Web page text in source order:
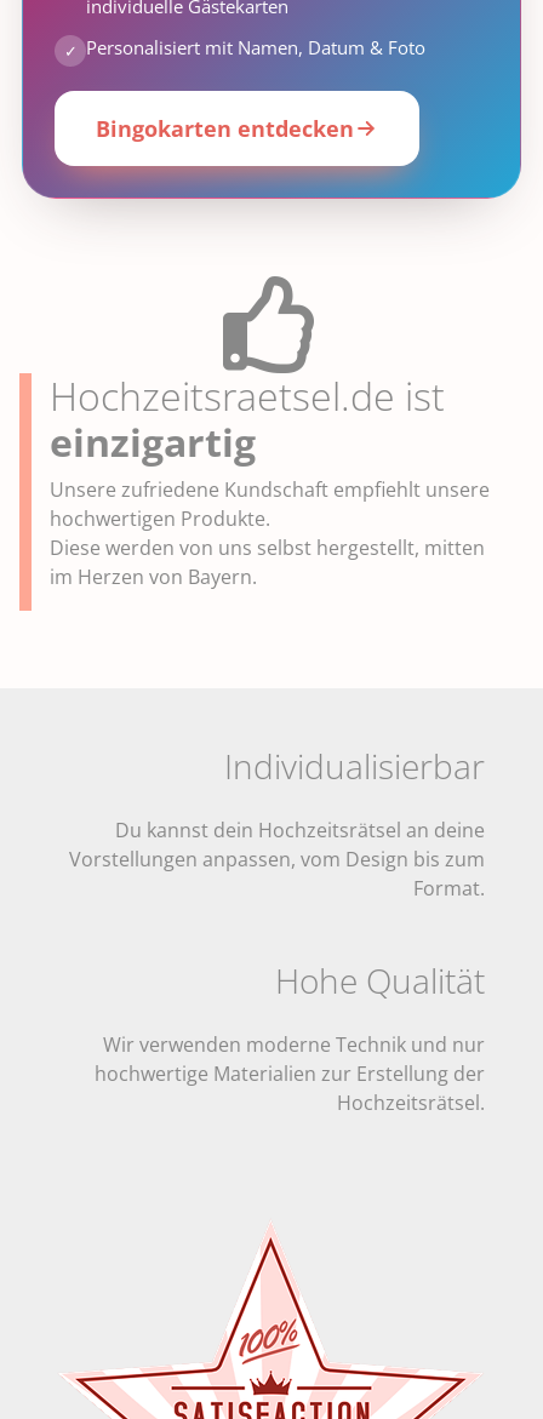
individuelle Gästekarten
✓ Personalisiert mit Namen, Datum & Foto
Bingokarten entdecken
Hochzeitsraetsel.de ist
einzigartig
genial
Unsere zufriedene Kundschaft empfiehlt unsere
hochwertigen Produkte.
Diese werden von uns selbst hergestellt, mitten
im Herzen von Bayern.
Individualisierbar
Du kannst dein Hochzeitsrätsel an deine
Vorstellungen anpassen, vom Design bis zum
Format.
Hohe Qualität
Wir verwenden moderne Technik und nur
hochwertige Materialien zur Erstellung der
Hochzeitsrätsel.